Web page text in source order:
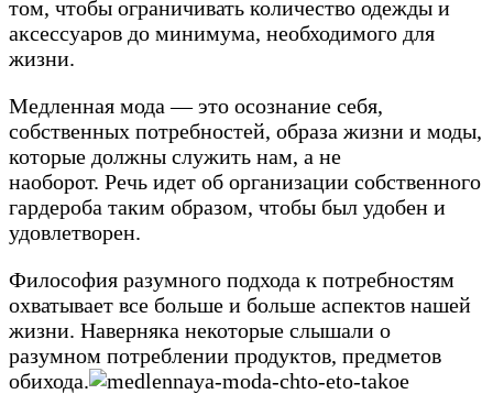
том, чтобы ограничивать количество одежды и
аксессуаров до минимума, необходимого для
жизни.
Медленная мода — это осознание себя,
собственных потребностей, образа жизни и моды,
которые должны служить нам, а не
наоборот. Речь идет об организации собственного
гардероба таким образом, чтобы был удобен и
удовлетворен.
Философия разумного подхода к потребностям
охватывает все больше и больше аспектов нашей
жизни. Наверняка некоторые слышали о
разумном потреблении продуктов, предметов
обихода.